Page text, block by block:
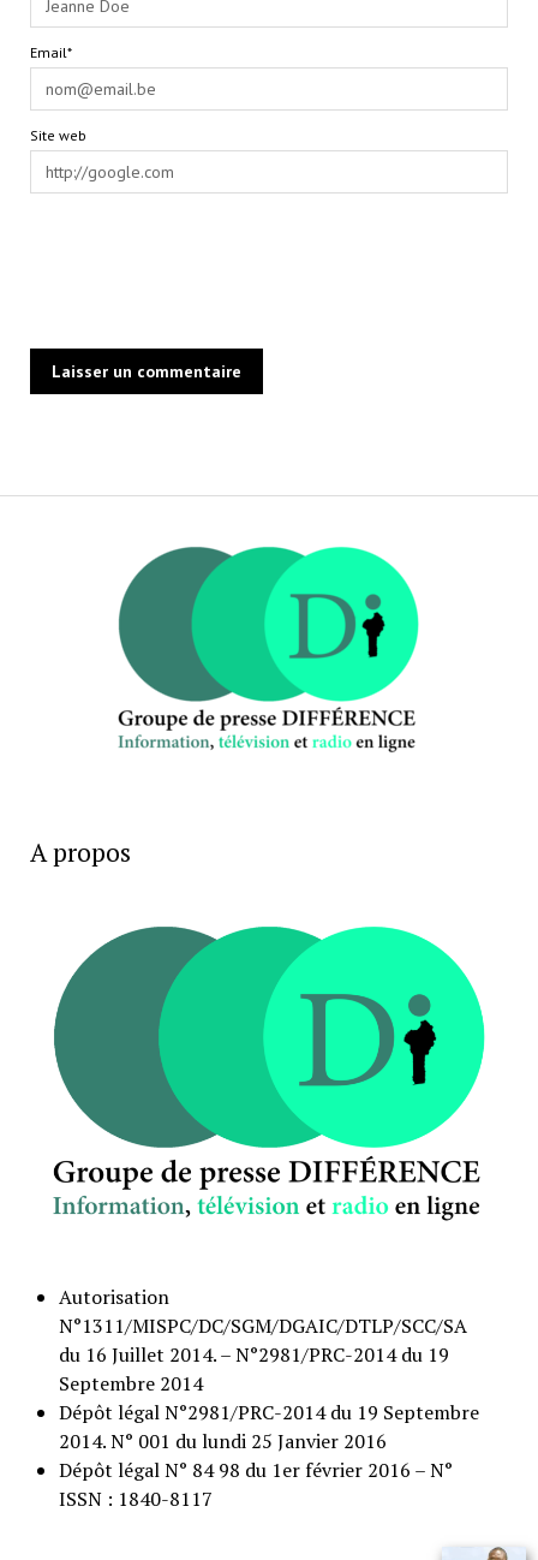
Email*
Site web
A propos
Autorisation
N°1311/MISPC/DC/SGM/DGAIC/DTLP/SCC/SA
du 16 Juillet 2014. – N°2981/PRC-2014 du 19
Septembre 2014
Dépôt légal N°2981/PRC-2014 du 19 Septembre
2014. N° 001 du lundi 25 Janvier 2016
Dépôt légal N° 84 98 du 1er février 2016 – N°
ISSN : 1840-8117